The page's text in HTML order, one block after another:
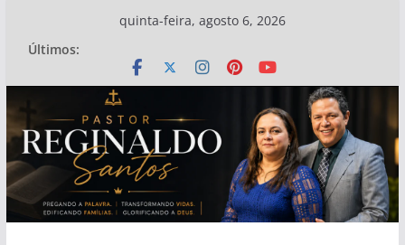
conteúdo
quinta-feira, agosto 6, 2026
Últimos: